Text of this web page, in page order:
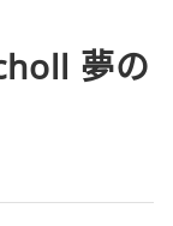
夢の